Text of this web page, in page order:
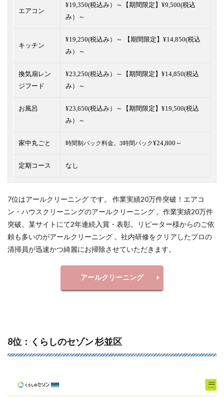
エアコン
¥19,350(税込み）～【期間限定】¥9,500(税込
み）～
キッチン
¥19,250(税込み）～ 【期間限定】¥14,850(税込
み）～
換気扇レン
ジフード
¥23,250(税込み）～【期間限定】¥14,850(税込
み）～
お風呂
¥23,650(税込み）～【期間限定】¥19,500(税込
み）～
家中丸ごと 時間制パック料金。3時間パック¥24,800～
定期コース なし
7位はアールクリーニング です。 作業実績20万件突破！エアコ
ン・ハウスクリーニングのアールクリーニング 。作業実績20万件
突破。某サイトにて2年連続入賞・表彰。リピーター様からのご依
頼も多いのがアールクリーニング 。社内研修をクリアしたプロの
清掃員が迅速かつ綺麗にお掃除させていただきます。
アールクリーニング
8位：くらしのセゾン 杉並区